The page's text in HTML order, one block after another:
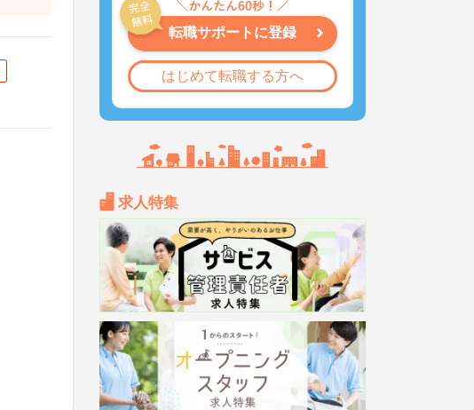
転職サポートに登録
はじめて転職する方へ
求人特集